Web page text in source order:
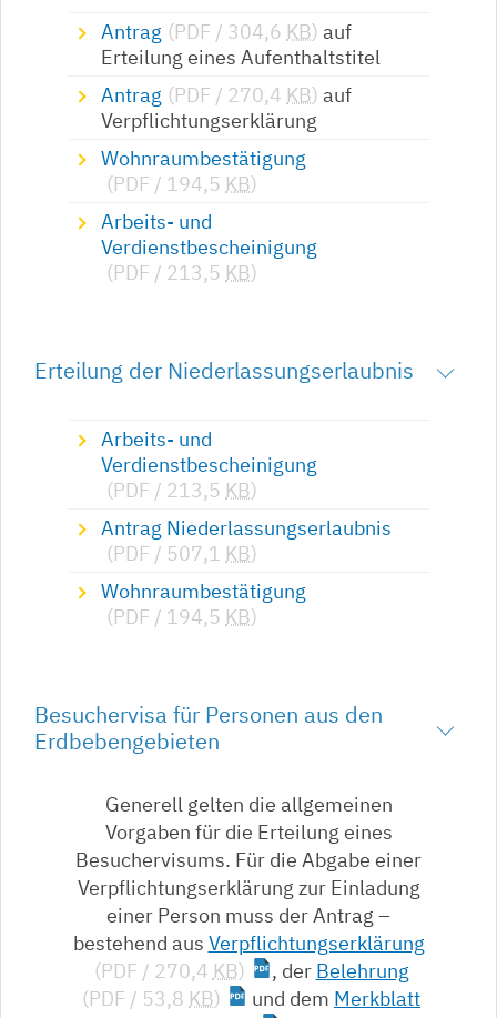
Antrag (PDF / 304,6 KB) auf
Erteilung eines Aufenthaltstitel
Antrag (PDF / 270,4 KB) auf
Verpflichtungserklärung
Wohnraumbestätigung
(PDF / 194,5 KB)
Arbeits- und
Verdienstbescheinigung
(PDF / 213,5 KB)
Erteilung der Niederlassungserlaubnis
Arbeits- und
Verdienstbescheinigung
(PDF / 213,5 KB)
Antrag Niederlassungserlaubnis
(PDF / 507,1 KB)
Wohnraumbestätigung
(PDF / 194,5 KB)
Besuchervisa für Personen aus den
Erdbebengebieten
Generell gelten die allgemeinen
Vorgaben für die Erteilung eines
Besuchervisums. Für die Abgabe einer
Verpflichtungserklärung zur Einladung
einer Person muss der Antrag –
bestehend aus Verpflichtungserklärung
(PDF / 270,4 KB) , der Belehrung
(PDF / 53,8 KB) und dem Merkblatt